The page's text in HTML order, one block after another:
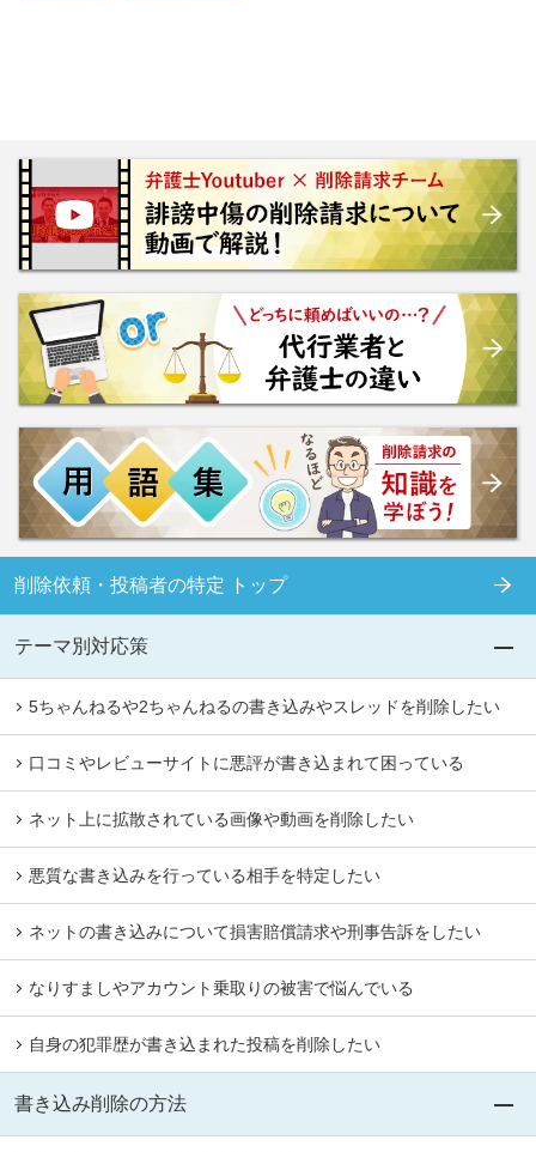
削除依頼・投稿者の特定 トップ
テーマ別対応策
5ちゃんねるや2ちゃんねるの書き込みやスレッドを削除したい
口コミやレビューサイトに悪評が書き込まれて困っている
ネット上に拡散されている画像や動画を削除したい
悪質な書き込みを行っている相手を特定したい
ネットの書き込みについて損害賠償請求や刑事告訴をしたい
なりすましやアカウント乗取りの被害で悩んでいる
自身の犯罪歴が書き込まれた投稿を削除したい
書き込み削除の方法